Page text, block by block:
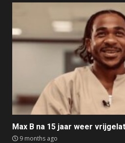
Max B na 15 jaar weer
9 months ago